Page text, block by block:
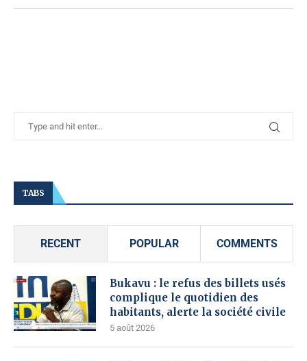
TABS
RECENT POPULAR COMMENTS
Bukavu : le refus des billets usés
complique le quotidien des
habitants, alerte la société civile
5 août 2026